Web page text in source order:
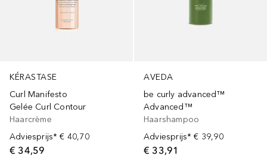
KÉRASTASE
Curl Manifesto
Gelée Curl Contour
Haarcrème
Adviesprijs* € 40,70
€ 34,59
AVEDA
be curly advanced™
Advanced™
Haarshampoo
Adviesprijs* € 39,90
€ 33,91